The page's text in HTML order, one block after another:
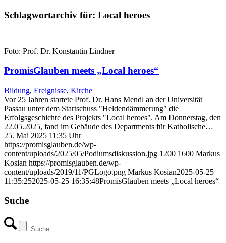
Schlagwortarchiv für: Local heroes
Foto: Prof. Dr. Konstantin Lindner
PromisGlauben meets „Local heroes“
Bildung, Ereignisse, Kirche
Vor 25 Jahren startete Prof. Dr. Hans Mendl an der Universität
Passau unter dem Startschuss "Heldendämmerung" die
Erfolgsgeschichte des Projekts "Local heroes". Am Donnerstag, den
22.05.2025, fand im Gebäude des Departments für Katholische…
25. Mai 2025 11:35 Uhr
https://promisglauben.de/wp-
content/uploads/2025/05/Podiumsdiskussion.jpg 1200 1600 Markus
Kosian https://promisglauben.de/wp-
content/uploads/2019/11/PGLogo.png Markus Kosian2025-05-25
11:35:252025-05-25 16:35:48PromisGlauben meets „Local heroes“
Suche